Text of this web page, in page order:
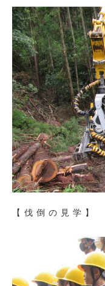
【伐倒の見学】